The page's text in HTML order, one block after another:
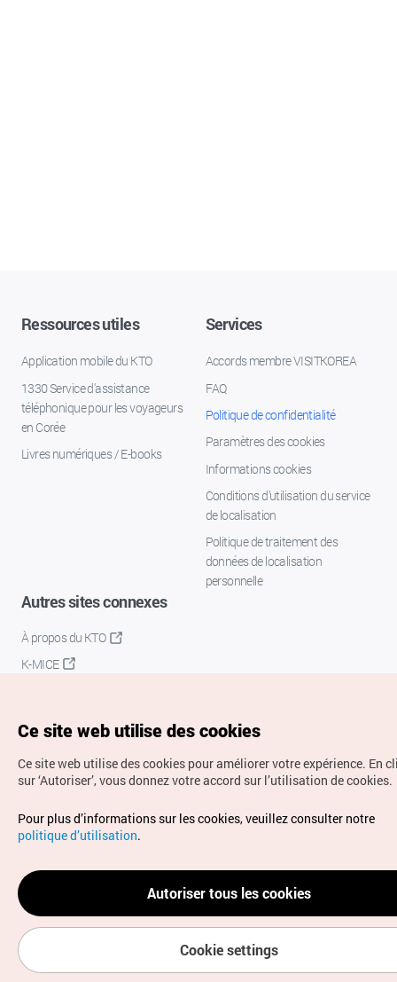
Ressources utiles
Application mobile du KTO
1330 Service d'assistance
téléphonique pour les voyageurs
en Corée
Livres numériques / E-books
Services
Accords membre VISITKOREA
FAQ
Politique de confidentialité
Paramètres des cookies
Informations cookies
Conditions d’utilisation du service
de localisation
Politique de traitement des
données de localisation
personnelle
Autres sites connexes
À propos du KTO
K-MICE
Droits d’auteur (c) Office National du Tourisme en Corée.
Tous droits réservés.
Pour les rapports d'erreurs et demandes de renseignements,
adressez vos demandes à
info.ontc@gmail.com
Ce site web utilise des cookies
Ce site web utilise des cookies pour améliorer votre expérience. En
sur ‘Autoriser’, vous donnez votre accord sur l’utilisation de cookies.
Pour plus d’informations sur les cookies, veuillez consulter notre
politique d’utilisation.
Autoriser tous les cookies
Cookie settings